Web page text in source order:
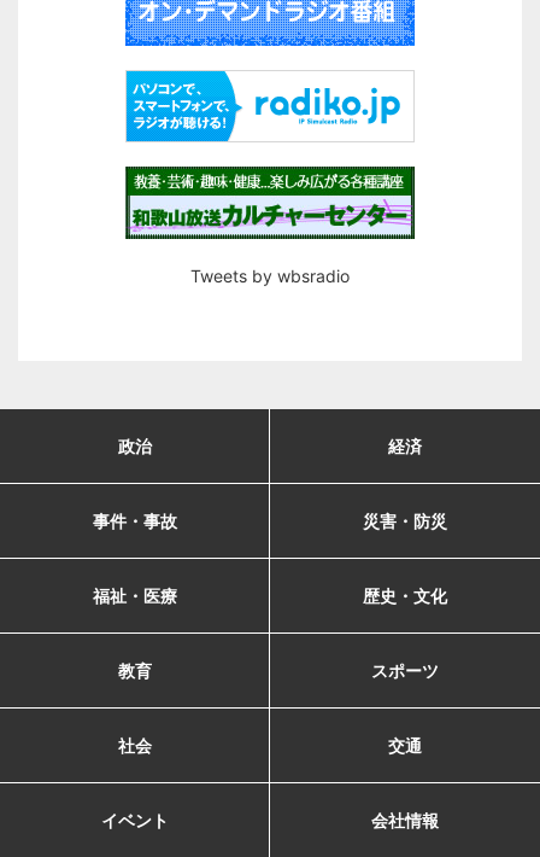
Tweets by wbsradio
政治 経済
事件・事故 災害・防災
福祉・医療 歴史・文化
教育 スポーツ
社会 交通
イベント 会社情報